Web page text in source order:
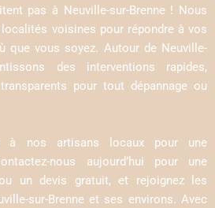
pas à Neuville-sur-Brenne ! Nous
voisines pour répondre à vos
que vous soyez. Autour de Neuville-
des interventions rapides,
pour tout dépannage ou
à nos artisans locaux pour une
nous aujourd’hui pour une
un devis gratuit, et rejoignez les
sur-Brenne et ses environs. Avec